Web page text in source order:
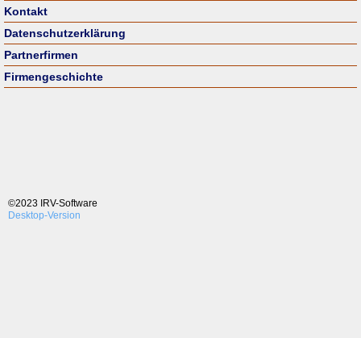
Kontakt
Datenschutzerklärung
Partnerfirmen
Firmengeschichte
Desktop-Version
©2023 IRV-Software